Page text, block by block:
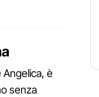
è
senza